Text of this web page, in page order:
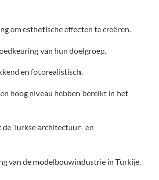
om esthetische effecten te creëren.
van hun doelgroep.
en fotorealistisch.
hoog niveau hebben bereikt in het
Turkse architectuur- en
van de modelbouwindustrie in Turkije.